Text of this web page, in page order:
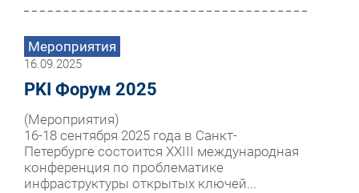
Мероприятия
16.09.2025
PKI Форум 2025
(Мероприятия)
16-18 сентября 2025 года в Санкт-
Петербурге состоится XXIII международная
конференция по проблематике
инфраструктуры открытых ключей...